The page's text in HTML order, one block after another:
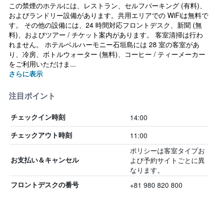
この禁煙のホテルには、レストラン、セルフパーキング (有料)、
およびランドリー設備があります。共用エリアでの WiFiは無料で
す。 その他の設備には、24 時間対応フロントデスク、新聞 (無
料)、およびツアー / チケット案内があります。 客室清掃は行わ
れません。 ホテルベルハーモニー石垣島には 28 室の客室があ
り、冷房、ボトルウォーター (無料)、コーヒー / ティーメーカー
をご利用いただけま...
さらに表示
注目ポイント
チェックイン時刻 14:00
チェックアウト時刻 11:00
お支払い＆キャンセル
ポリシーは客室タイプお
よび予約サイトごとに異
なります。
フロントデスクの番号 +81 980 820 800